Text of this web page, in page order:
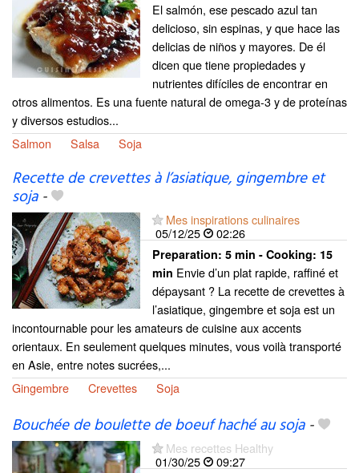
El salmón, ese pescado azul tan
delicioso, sin espinas, y que hace las
delicias de niños y mayores. De él
dicen que tiene propiedades y
nutrientes difíciles de encontrar en
otros alimentos. Es una fuente natural de omega-3 y de proteínas
y diversos estudios...
Salmon
Salsa Soja
Recette de crevettes à l’asiatique, gingembre et
soja-
Mes inspirations culinaires
05/12/25
02:26
Preparation: 5 min - Cooking: 15
min Envie d’un plat rapide, raffiné et
dépaysant ? La recette de crevettes à
l’asiatique, gingembre et soja est un
incontournable pour les amateurs de cuisine aux accents
orientaux. En seulement quelques minutes, vous voilà transporté
en Asie, entre notes sucrées,...
Gingembre
Crevettes Soja
Bouchée de boulette de boeuf haché au soja-
Mes recettes Healthy
01/30/25
09:27